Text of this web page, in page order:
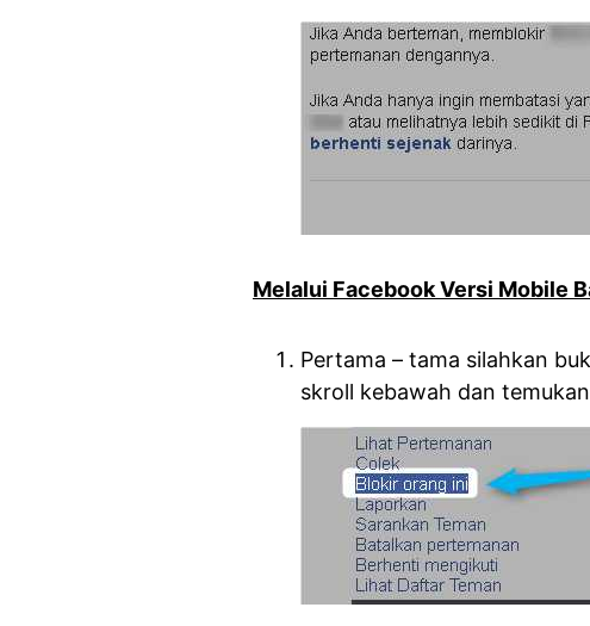
Melalui Facebook Versi Mobile
Pertama – tama silahkan
skroll kebawah dan